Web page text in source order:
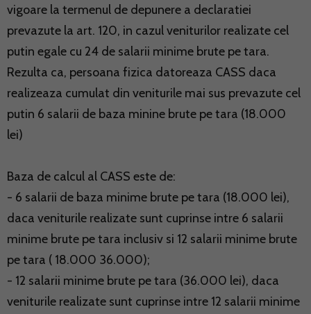
vigoare la termenul de depunere a declaratiei
prevazute la art. 120, in cazul veniturilor realizate cel
putin egale cu 24 de salarii minime brute pe tara.
Rezulta ca, persoana fizica datoreaza CASS daca
realizeaza cumulat din veniturile mai sus prevazute cel
putin 6 salarii de baza minine brute pe tara (18.000
lei)
Baza de calcul al CASS este de:
- 6 salarii de baza minime brute pe tara (18.000 lei),
daca veniturile realizate sunt cuprinse intre 6 salarii
minime brute pe tara inclusiv si 12 salarii minime brute
pe tara ( 18.000 36.000);
- 12 salarii minime brute pe tara (36.000 lei), daca
veniturile realizate sunt cuprinse intre 12 salarii minime